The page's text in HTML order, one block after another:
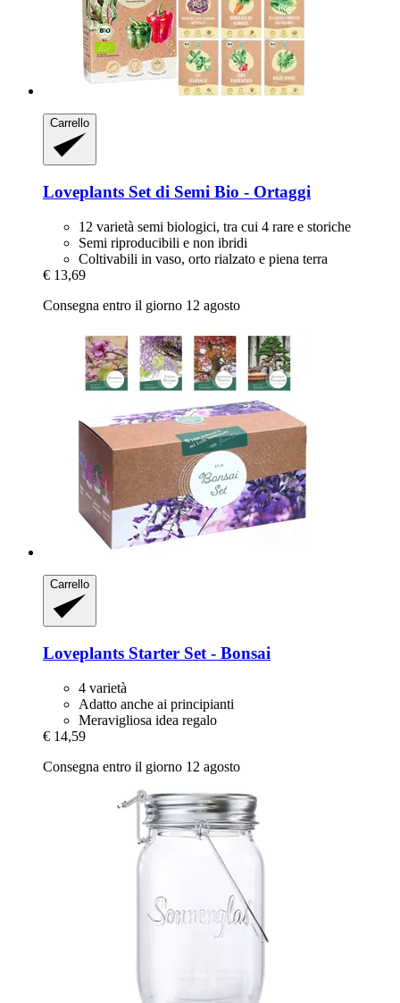
Carrello
Loveplants Set di Semi Bio -​ Ortaggi
12 varietà semi biologici, tra cui 4 rare e storiche
Semi riproducibili e non ibridi
Coltivabili in vaso, orto rialzato e piena terra
€ 13,69
Consegna entro il giorno 12 agosto
Carrello
Loveplants Starter Set -​ Bonsai
4 varietà
Adatto anche ai principianti
Meravigliosa idea regalo
€ 14,59
Consegna entro il giorno 12 agosto